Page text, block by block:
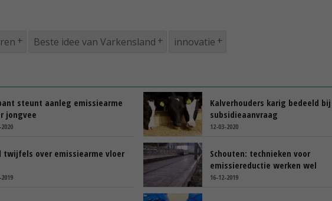
Beste idee van Varkensland innovatie
steunt aanleg emissiearme
jongvee
Kalverhouders karig bedeeld bij
subsidieaanvraag
12-03-2020
twijfels over emissiearme vloer
Schouten: technieken voor
emissiereductie werken wel
16-12-2019